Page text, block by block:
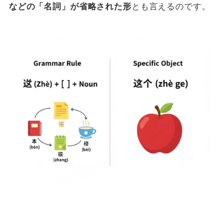
などの「名詞」が省略された形とも言えるのです。